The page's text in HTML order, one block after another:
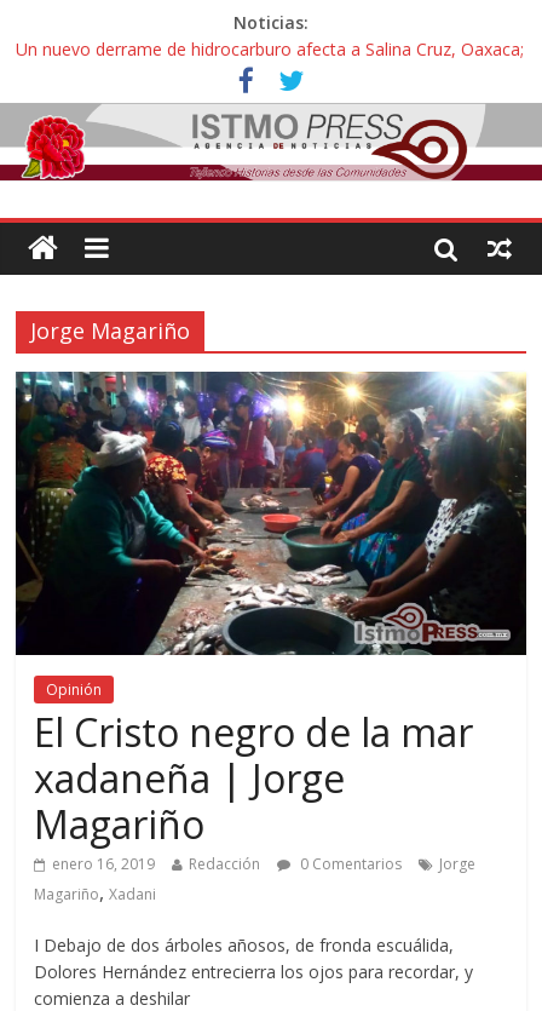
Noticias:
Un nuevo derrame de hidrocarburo afecta a Salina Cruz, Oaxaca;
ahora pescadores de Salinas del Marqués denuncian daños de
Pemex
Ángel, el joven autista expulsado por la Universidad Bienestar de
Ixtepec, Oaxaca vuelve a las aulas tras amparo
Familiares de periodista Alejandro Leyva se reúnen con titular de
intelectuales de su asesinato
Alertan pescadores de Juchitán, Oaxaca de nuevo despojo de su
Pescadores y comuneros ikoots detienen la extracción ilegal de
material pétreo de gravera Oyamel
Jorge Magariño
Opinión
El Cristo negro de la mar
xadaneña | Jorge
Magariño
enero 16, 2019 Redacción 0 Comentarios
Jorge
Magariño,Xadani
I Debajo de dos árboles añosos, de fronda escuálida,
Dolores Hernández entrecierra los ojos para recordar, y
comienza a deshilar